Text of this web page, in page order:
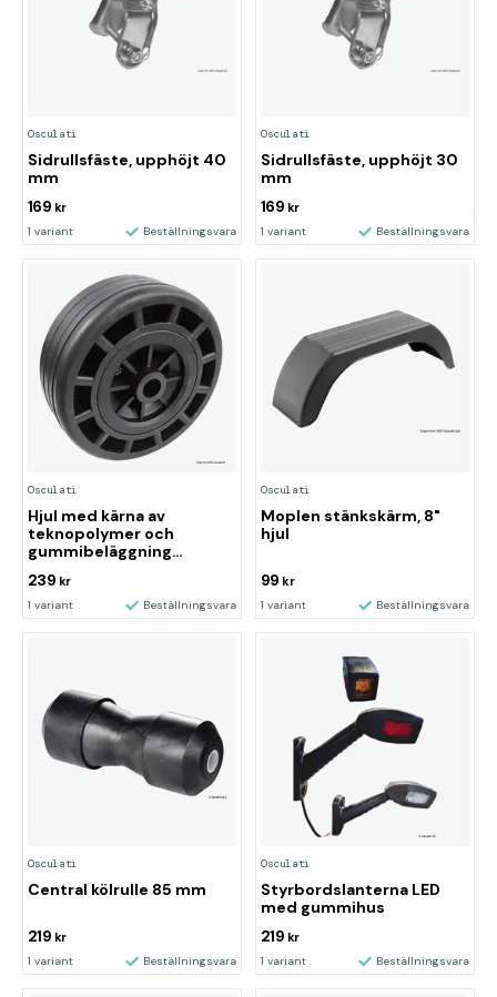
Osculati
Sidrullsfäste, upphöjt 40
mm
169 kr
1 variant Beställningsvara
Osculati
Sidrullsfäste, upphöjt 30
mm
169 kr
1 variant Beställningsvara
Osculati
Hjul med kärna av
teknopolymer och
gummibeläggning
239 kr
1 variant Beställningsvara
Osculati
Moplen stänkskärm, 8"
hjul
99 kr
1 variant Beställningsvara
Osculati
Central kölrulle 85 mm
219 kr
1 variant Beställningsvara
Osculati
Styrbordslanterna LED
med gummihus
219 kr
1 variant Beställningsvara